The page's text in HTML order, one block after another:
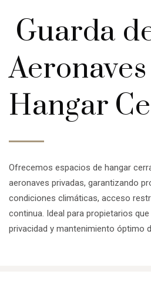
Guarda
Hangar
Ofrecemos espacios de hangar
aeronaves privadas, garantizando
condiciones climáticas, acceso
continua. Ideal para propietarios
privacidad y mantenimiento óptimo